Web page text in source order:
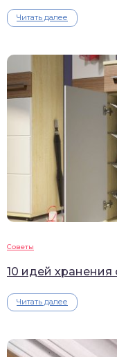
Читать далее
Советы
10 идей
Читать далее